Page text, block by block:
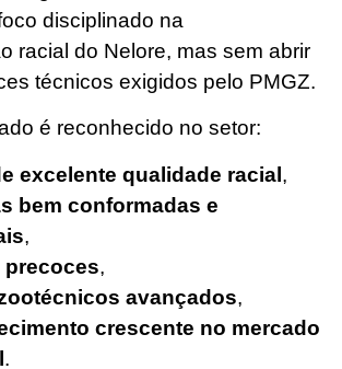
disciplinado na
racial do Nelore, mas sem abrir
técnicos exigidos pelo PMGZ.
é reconhecido no setor:
excelente qualidade racial,
bem conformadas e
,
precoces,
avançados,
crescente no mercado
.